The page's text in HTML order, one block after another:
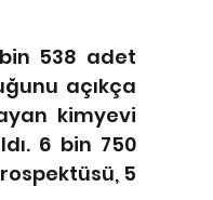
538 adet
açıkça
kimyevi
6 bin 750
5